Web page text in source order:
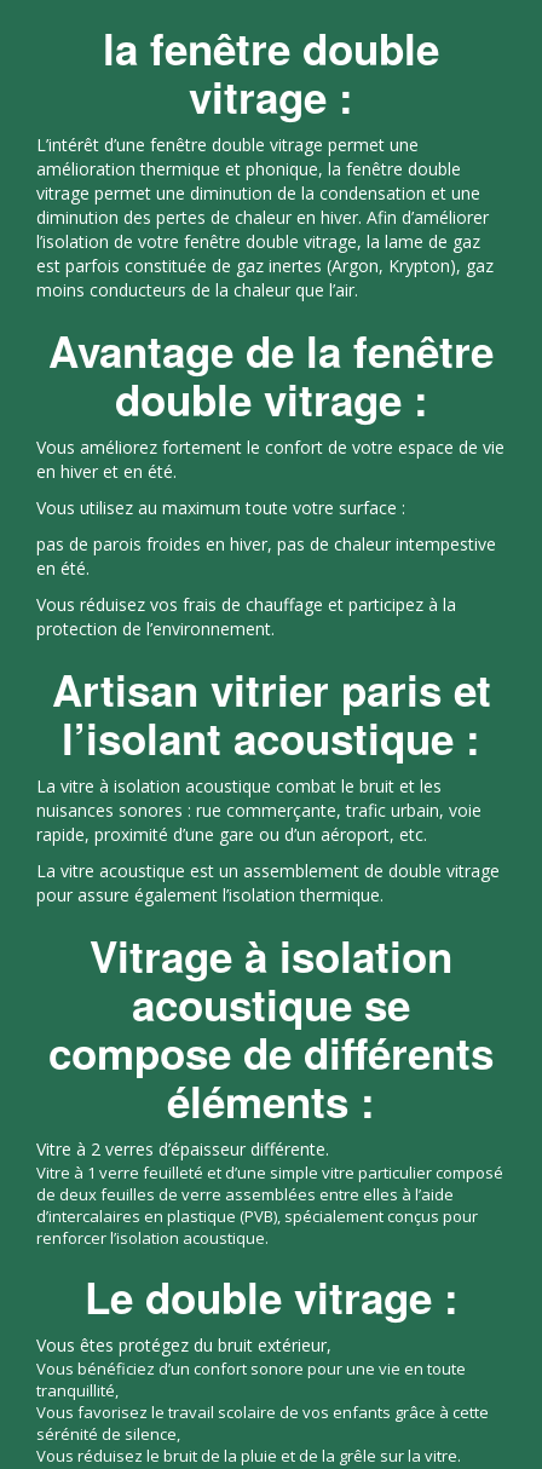
la fenêtre double
vitrage :
L’intérêt d’une fenêtre double vitrage permet une
amélioration thermique et phonique, la fenêtre double
vitrage permet une diminution de la condensation et une
diminution des pertes de chaleur en hiver. Afin d’améliorer
l’isolation de votre fenêtre double vitrage, la lame de gaz
est parfois constituée de gaz inertes (Argon, Krypton), gaz
moins conducteurs de la chaleur que l’air.
Avantage de la fenêtre
double vitrage :
Vous améliorez fortement le confort de votre espace de vie
en hiver et en été.
Vous utilisez au maximum toute votre surface :
pas de parois froides en hiver, pas de chaleur intempestive
en été.
Vous réduisez vos frais de chauffage et participez à la
protection de l’environnement.
Artisan vitrier paris et
l’isolant acoustique :
La vitre à isolation acoustique combat le bruit et les
nuisances sonores : rue commerçante, trafic urbain, voie
rapide, proximité d’une gare ou d’un aéroport, etc.
La vitre acoustique est un assemblement de double vitrage
pour assure également l’isolation thermique.
Vitrage à isolation
acoustique se
compose de différents
éléments :
Vitre à 2 verres d’épaisseur différente.
Vitre à 1 verre feuilleté et d’une simple vitre particulier composé
de deux feuilles de verre assemblées entre elles à l’aide
d’intercalaires en plastique (PVB), spécialement conçus pour
renforcer l’isolation acoustique.
Le double vitrage :
Vous êtes protégez du bruit extérieur,
Vous bénéficiez d’un confort sonore pour une vie en toute
tranquillité,
Vous favorisez le travail scolaire de vos enfants grâce à cette
sérénité de silence,
Vous réduisez le bruit de la pluie et de la grêle sur la vitre.